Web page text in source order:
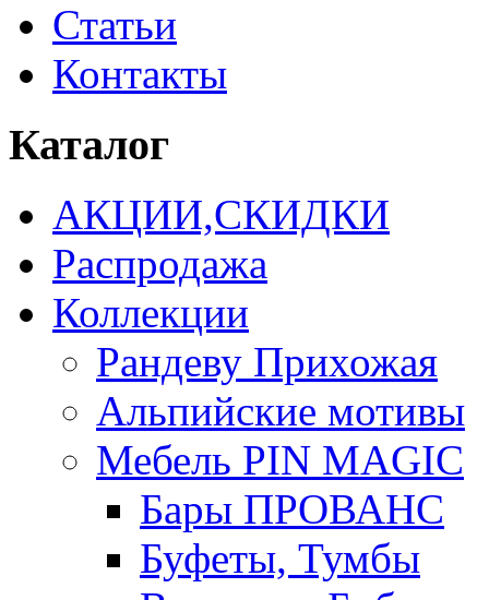
Статьи
Контакты
Каталог
АКЦИИ,СКИДКИ
Распродажа
Коллекции
Рандеву Прихожая
Альпийские мотивы
Мебель PIN MAGIС
Бары ПРОВАНС
Буфеты, Тумбы